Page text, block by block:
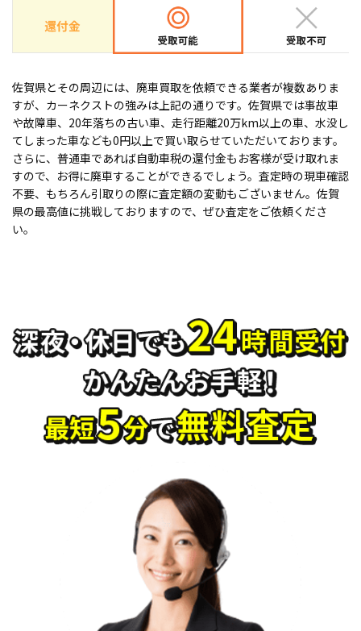
佐賀県とその周辺には、廃車買取を依頼できる業者が複数ありま
すが、カーネクストの強みは上記の通りです。佐賀県では事故車
や故障車、20年落ちの古い車、走行距離20万km以上の車、水没し
てしまった車なども0円以上で買い取らせていただいております。
さらに、普通車であれば自動車税の還付金もお客様が受け取れま
すので、お得に廃車することができるでしょう。査定時の現車確認
不要、もちろん引取りの際に査定額の変動もございません。佐賀
県の最高値に挑戦しておりますので、ぜひ査定をご依頼くださ
い。